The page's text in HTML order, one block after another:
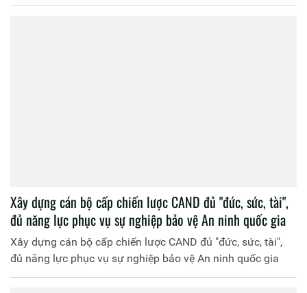
Xây dựng cán bộ cấp chiến lược CAND đủ "đức, sức, tài",
đủ năng lực phục vụ sự nghiệp bảo vệ An ninh quốc gia
Xây dựng cán bộ cấp chiến lược CAND đủ "đức, sức, tài",
đủ năng lực phục vụ sự nghiệp bảo vệ An ninh quốc gia